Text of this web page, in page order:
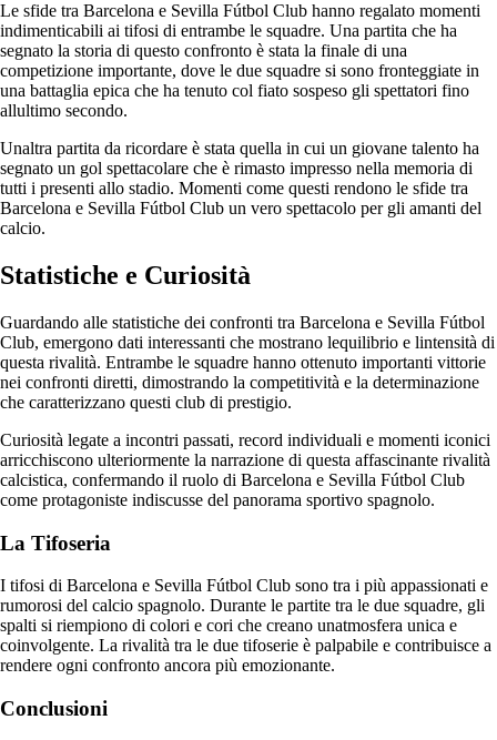
Le sfide tra Barcelona e Sevilla Fútbol Club hanno regalato momenti
indimenticabili ai tifosi di entrambe le squadre. Una partita che ha
segnato la storia di questo confronto è stata la finale di una
competizione importante, dove le due squadre si sono fronteggiate in
una battaglia epica che ha tenuto col fiato sospeso gli spettatori fino
allultimo secondo.
Unaltra partita da ricordare è stata quella in cui un giovane talento ha
segnato un gol spettacolare che è rimasto impresso nella memoria di
tutti i presenti allo stadio. Momenti come questi rendono le sfide tra
Barcelona e Sevilla Fútbol Club un vero spettacolo per gli amanti del
calcio.
Statistiche e Curiosità
Guardando alle statistiche dei confronti tra Barcelona e Sevilla Fútbol
Club, emergono dati interessanti che mostrano lequilibrio e lintensità di
questa rivalità. Entrambe le squadre hanno ottenuto importanti vittorie
nei confronti diretti, dimostrando la competitività e la determinazione
che caratterizzano questi club di prestigio.
Curiosità legate a incontri passati, record individuali e momenti iconici
arricchiscono ulteriormente la narrazione di questa affascinante rivalità
calcistica, confermando il ruolo di Barcelona e Sevilla Fútbol Club
come protagoniste indiscusse del panorama sportivo spagnolo.
La Tifoseria
I tifosi di Barcelona e Sevilla Fútbol Club sono tra i più appassionati e
rumorosi del calcio spagnolo. Durante le partite tra le due squadre, gli
spalti si riempiono di colori e cori che creano unatmosfera unica e
coinvolgente. La rivalità tra le due tifoserie è palpabile e contribuisce a
rendere ogni confronto ancora più emozionante.
Conclusioni